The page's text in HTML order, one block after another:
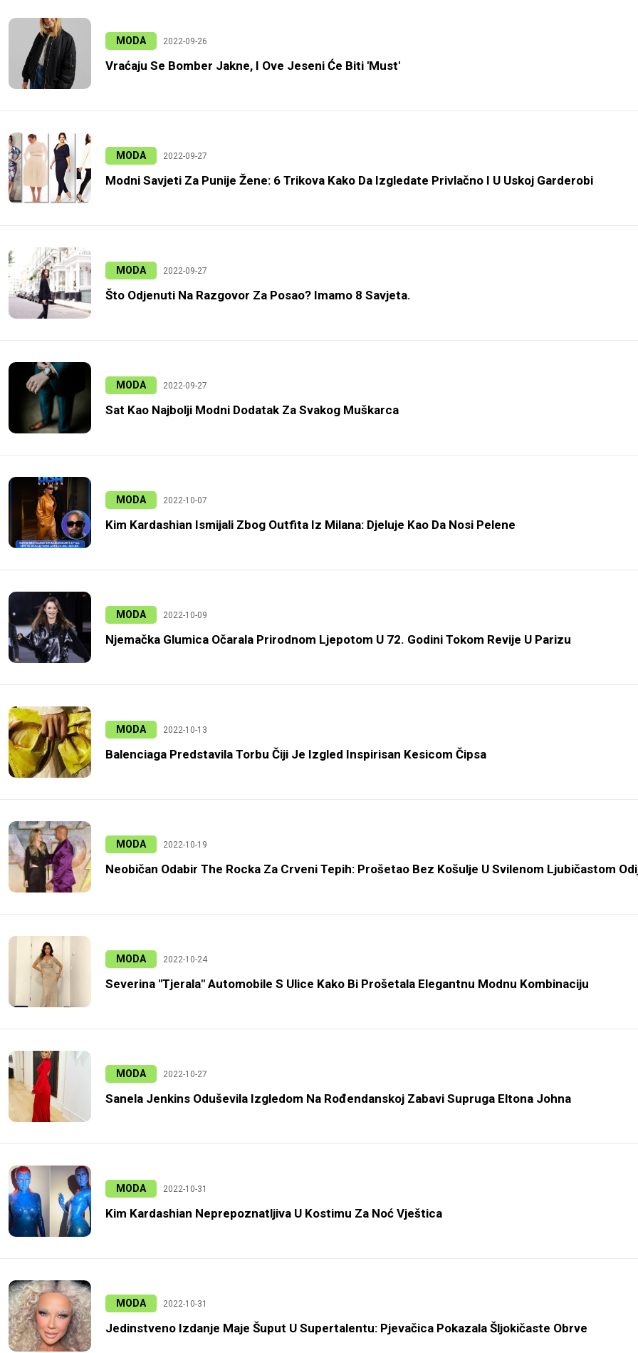
MODA 2022-09-26
Vraćaju Se Bomber Jakne, I Ove Jeseni Će Biti 'must'
MODA 2022-09-27
Modni Savjeti Za Punije Žene: 6 Trikova Kako Da Izgledate Privlačno I U Uskoj Garderobi
MODA 2022-09-27
Što Odjenuti Na Razgovor Za Posao? Imamo 8 Savjeta.
MODA 2022-09-27
Sat Kao Najbolji Modni Dodatak Za Svakog Muškarca
MODA 2022-10-07
Kim Kardashian Ismijali Zbog Outfita Iz Milana: Djeluje Kao Da Nosi Pelene
MODA 2022-10-09
Njemačka Glumica Očarala Prirodnom Ljepotom U 72. Godini Tokom Revije U Parizu
MODA 2022-10-13
Balenciaga Predstavila Torbu Čiji Je Izgled Inspirisan Kesicom Čipsa
MODA 2022-10-19
Neobičan Odabir The Rocka Za Crveni Tepih: Prošetao Bez Košulje U Svilenom Ljubičastom
MODA 2022-10-24
Severina "tjerala" Automobile S Ulice Kako Bi Prošetala Elegantnu Modnu Kombinaciju
MODA 2022-10-27
Sanela Jenkins Oduševila Izgledom Na Rođendanskoj Zabavi Supruga Eltona Johna
MODA 2022-10-31
Kim Kardashian Neprepoznatljiva U Kostimu Za Noć Vještica
MODA 2022-10-31
Jedinstveno Izdanje Maje Šuput U Supertalentu: Pjevačica Pokazala Šljokičaste Obrve